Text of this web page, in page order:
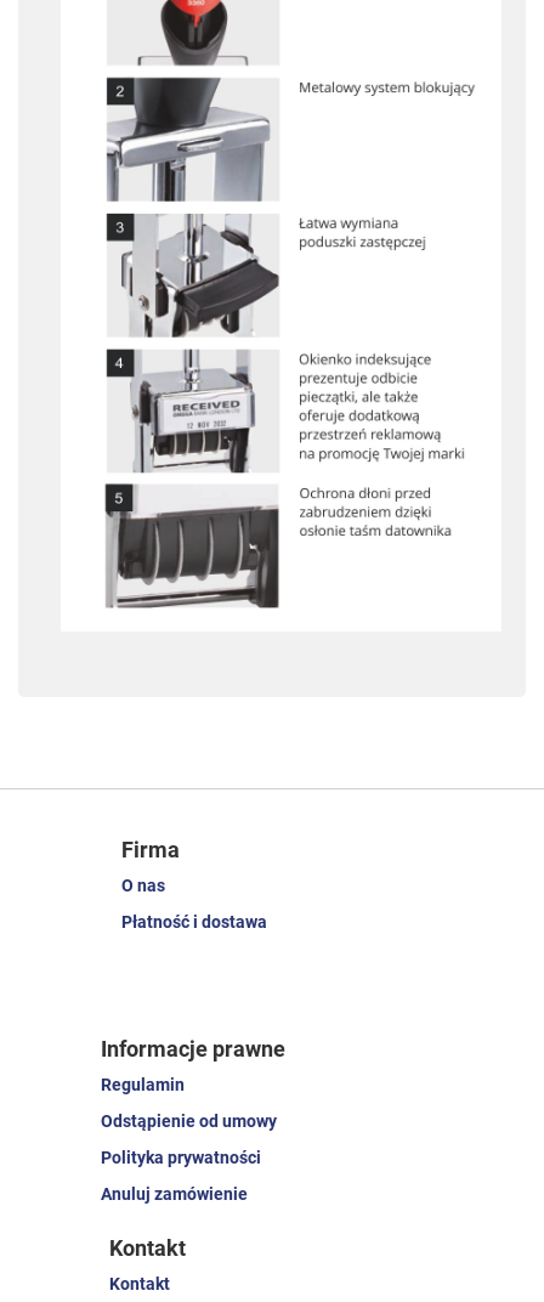
Firma
O nas
Płatność i dostawa
Informacje prawne
Regulamin
Odstąpienie od umowy
Polityka prywatności
Anuluj zamówienie
Kontakt
Kontakt